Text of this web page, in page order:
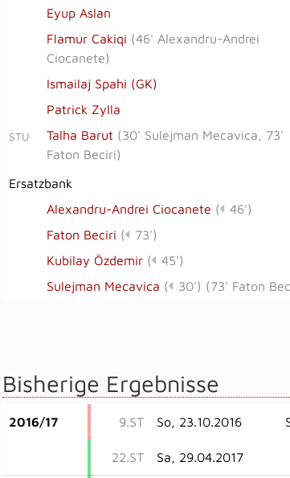
Eyup Aslan
Flamur Cakiqi (46' Alexandru-Andrei
Ciocanete)
Ismailaj Spahi (GK)
Patrick Zylla
STU Talha Barut (30' Sulejman Mecavica
73'
Faton Beciri)
Ersatzbank
Alexandru-Andrei Ciocanete (
46')
Faton Beciri (
73')
Kubilay Özdemir (
45')
Sulejman Mecavica ( 30') (73' Faton
Bisherige Ergebnisse
2016/17 9.ST So, 23.10.2016
22.ST Sa, 29.04.2017